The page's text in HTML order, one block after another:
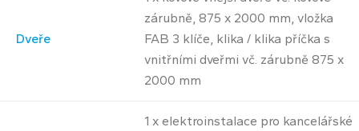
Dveře
zárubně, 875 x 2000 mm, vložka
FAB 3 klíče, klika / klika příčka s
vnitřními dveřmi vč. zárubně 875 x
2000 mm
1 x elektroinstalace pro kancelářské